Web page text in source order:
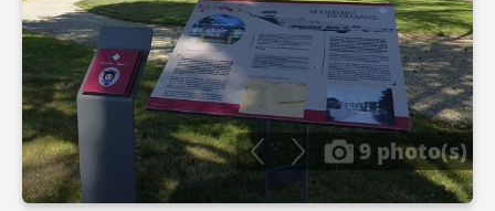
9 photo(s)